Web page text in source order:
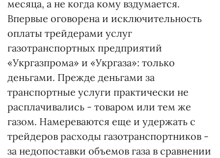
месяца, а не когда кому вздумается.
Впервые оговорена и исключительность
оплаты трейдерами услуг
газотранспортных предприятий
«Укргазпрома» и «Укргаза»: только
деньгами. Прежде деньгами за
транспортные услуги практически не
расплачивались - товаром или тем же
газом. Намереваются еще и удержать с
трейдеров расходы газотранспортников -
за недопоставки объемов газа в сравнении